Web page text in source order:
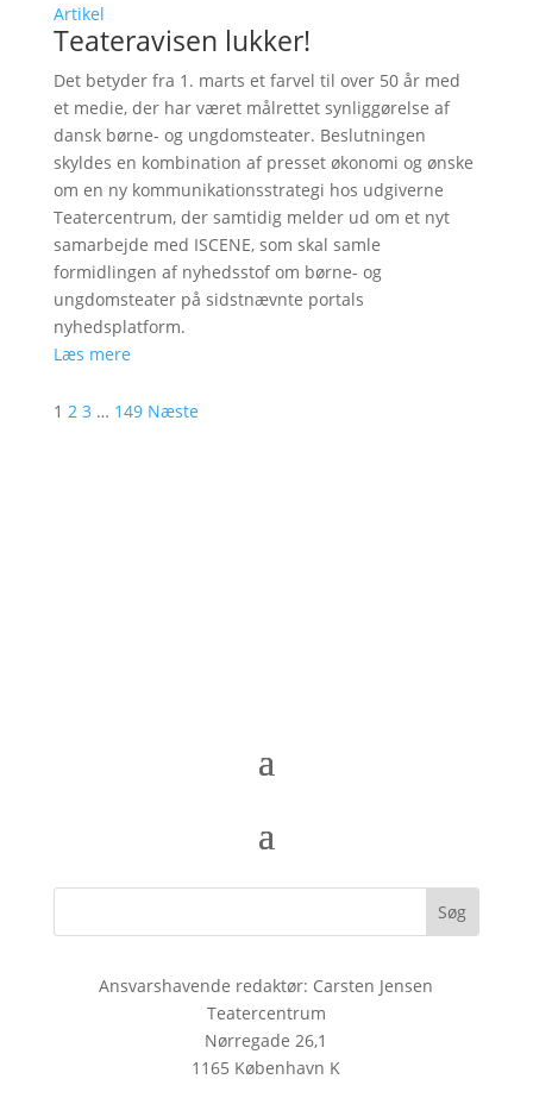
Artikel
Teateravisen lukker!
Det betyder fra 1. marts et farvel til over 50 år med
et medie, der har været målrettet synliggørelse af
dansk børne- og ungdomsteater. Beslutningen
skyldes en kombination af presset økonomi og ønske
om en ny kommunikationsstrategi hos udgiverne
Teatercentrum, der samtidig melder ud om et nyt
samarbejde med ISCENE, som skal samle
formidlingen af nyhedsstof om børne- og
ungdomsteater på sidstnævnte portals
nyhedsplatform.
Læs mere
1 2 3 … 149 Næste
Ansvarshavende redaktør: Carsten Jensen
Teatercentrum
Nørregade 26,1
1165 København K